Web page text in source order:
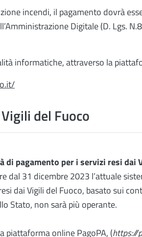
incendi, il pagamento dovrà
Digitale (D. Lgs.
informatiche, attraverso la
del Fuoco
di pagamento per i servizi resi dai
dal 31 dicembre 2023 l’attuale
dai Vigili del Fuoco, basato sui
Stato, non sarà più operante.
piattaforma online PagoPA, (https://